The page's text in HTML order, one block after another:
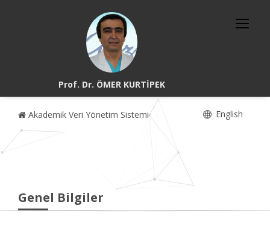
Prof. Dr. ÖMER KURTİPEK
Akademik Veri Yönetim Sistemi English
Genel Bilgiler